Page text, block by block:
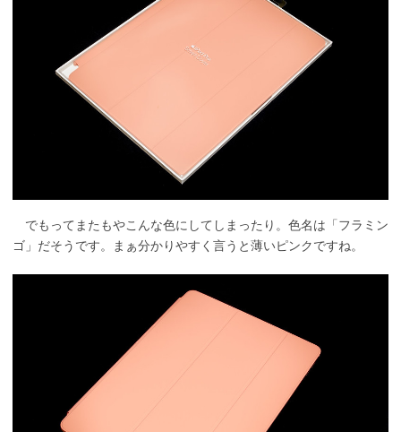
でもってまたもやこんな色にしてしまったり。色名は「フラミン
ゴ」だそうです。まぁ分かりやすく言うと薄いピンクですね。